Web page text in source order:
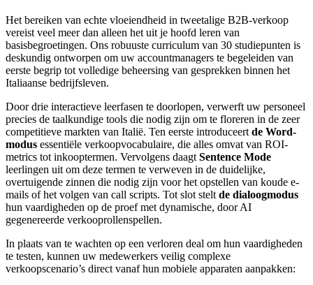
Het bereiken van echte vloeiendheid in tweetalige B2B-verkoop
vereist veel meer dan alleen het uit je hoofd leren van
basisbegroetingen. Ons robuuste curriculum van 30 studiepunten is
deskundig ontworpen om uw accountmanagers te begeleiden van
eerste begrip tot volledige beheersing van gesprekken binnen het
Italiaanse bedrijfsleven.
Door drie interactieve leerfasen te doorlopen, verwerft uw personeel
precies de taalkundige tools die nodig zijn om te floreren in de zeer
competitieve markten van Italië. Ten eerste introduceert de Word-
modus essentiële verkoopvocabulaire, die alles omvat van ROI-
metrics tot inkooptermen. Vervolgens daagt Sentence Mode
leerlingen uit om deze termen te verweven in de duidelijke,
overtuigende zinnen die nodig zijn voor het opstellen van koude e-
mails of het volgen van call scripts. Tot slot stelt de dialoogmodus
hun vaardigheden op de proef met dynamische, door AI
gegenereerde verkooprollenspellen.
In plaats van te wachten op een verloren deal om hun vaardigheden
te testen, kunnen uw medewerkers veilig complexe
verkoopscenario’s direct vanaf hun mobiele apparaten aanpakken: